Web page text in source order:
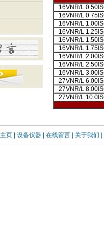
16VNR/L
16VNR/L
16VNR/L
16VNR/L
16VNR/L
16VNR/L
16VNR/L
16VNR/L
16VNR/L
27VNR/L
27VNR/L
27VNR/L
主页 | 设备仪器 | 在线留言 | 关于我们 |